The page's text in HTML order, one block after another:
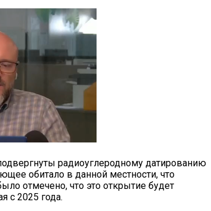
радиоуглеродному датированию
обитало в данной местности, что
отмечено, что это открытие будет
с 2025 года.